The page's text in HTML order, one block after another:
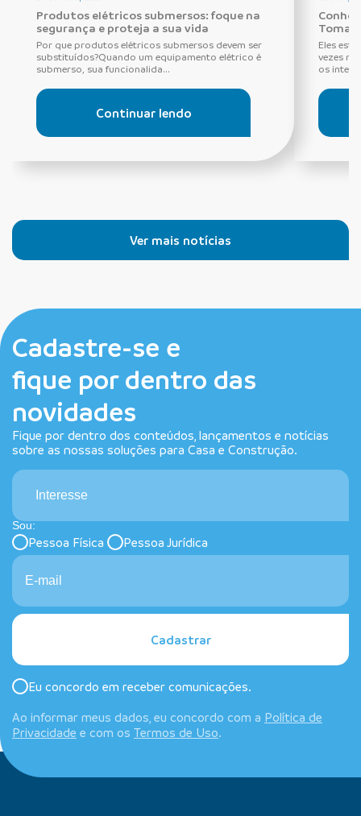
Produtos elétricos submersos: foque na
segurança e proteja a sua vida
Por que produtos elétricos submersos devem ser
substituídos?Quando um equipamento elétrico é
submerso, sua funcionalida...
Continuar lendo
Eles
vezes
os
Ver mais notícias
Cadastre-se e
fique por dentro das
novidades
Fique por dentro dos conteúdos, lançamentos e notícias
sobre as nossas soluções para Casa e Construção.
Interesse
Sou:
Pessoa Física Pessoa Jurídica
Cadastrar
Eu concordo em receber comunicações.
Ao informar meus dados, eu concordo com a Política de
Privacidade e com os Termos de Uso.